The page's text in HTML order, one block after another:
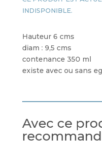
INDISPONIBLE.
Hauteur 6 cms
diam : 9,5 cms
contenance 350 ml
existe avec ou sans
Avec ce